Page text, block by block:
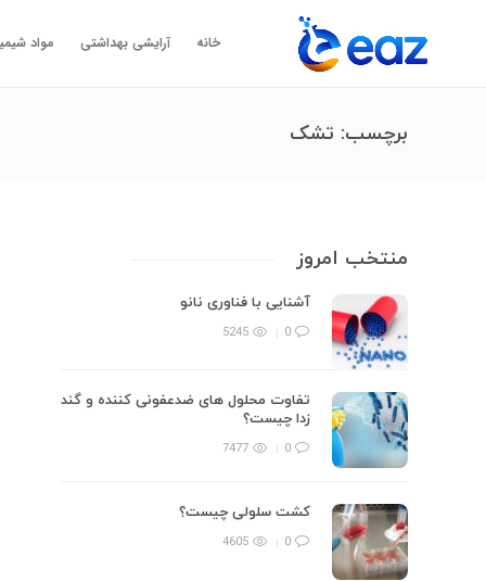
خانه آرایشی بهداشتی مواد
برچسب: تشک
منتخب امروز
آشنایی با فناوری نانو
0
5245
تفاوت محلول های ضدعفونی کننده و گند
زدا چیست؟
0
7477
کشت سلولی چیست؟
0
4605